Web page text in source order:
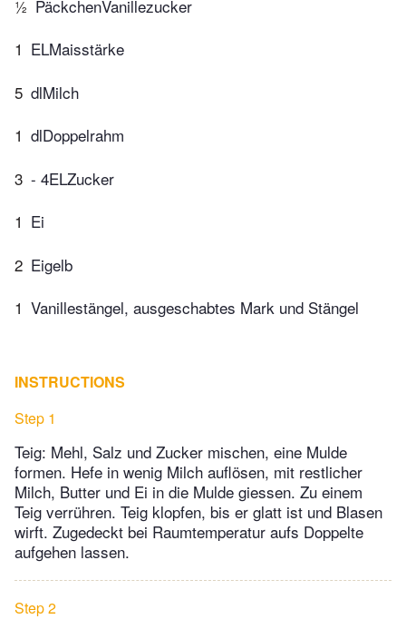
½ PäckchenVanillezucker
1 ELMaisstärke
5 dlMilch
1 dlDoppelrahm
3 - 4ELZucker
1 Ei
2 Eigelb
1 Vanillestängel, ausgeschabtes Mark und Stängel
INSTRUCTIONS
Step 1
Teig: Mehl, Salz und Zucker mischen, eine Mulde
formen. Hefe in wenig Milch auflösen, mit restlicher
Milch, Butter und Ei in die Mulde giessen. Zu einem
Teig verrühren. Teig klopfen, bis er glatt ist und Blasen
wirft. Zugedeckt bei Raumtemperatur aufs Doppelte
aufgehen lassen.
Step 2